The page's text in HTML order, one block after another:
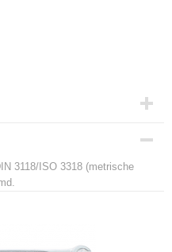
3118/ISO 3318 (metrische